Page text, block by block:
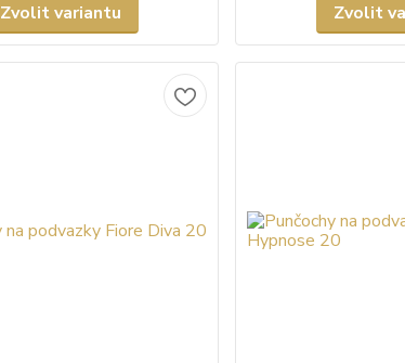
Zvolit variantu Zvolit